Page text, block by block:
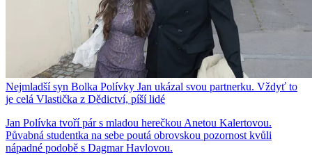
Nejmladší syn Bolka Polívky Jan ukázal svou partnerku. Vždyť to
je celá Vlastička z Dědictví, píší lidé
Jan Polívka tvoří pár s mladou herečkou Anetou Kalertovou.
Půvabná studentka na sebe poutá obrovskou pozornost kvůli
nápadné podobě s Dagmar Havlovou.